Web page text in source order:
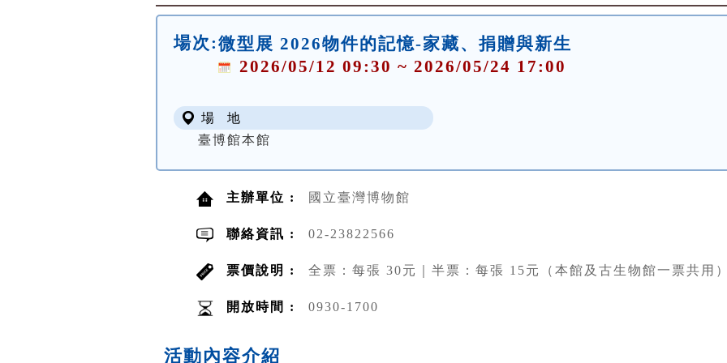
場次:微型展 2026物件的記憶-家藏、捐贈與新生
2026/05/12 09:30 ~ 2026/05/24 17:00
場 地
臺博館本館
主辦單位 : 國立臺灣博物館
聯絡資訊 : 02-23822566
票價說明 : 全票：每張 30元｜半票：每張 15元（本館及古生物館一票共用
開放時間 : 0930-1700
活動內容介紹